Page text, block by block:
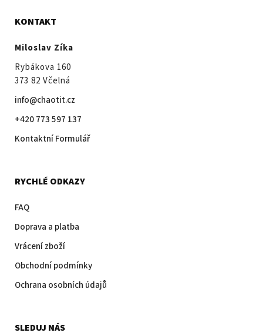
KONTAKT
Miloslav Zíka
Rybákova 160
373 82 Včelná
info@chaotit.cz
+420 773 597 137
Kontaktní Formulář
RYCHLÉ ODKAZY
FAQ
Doprava a platba
Vrácení zboží
Obchodní podmínky
Ochrana osobních údajů
SLEDUJ NÁS